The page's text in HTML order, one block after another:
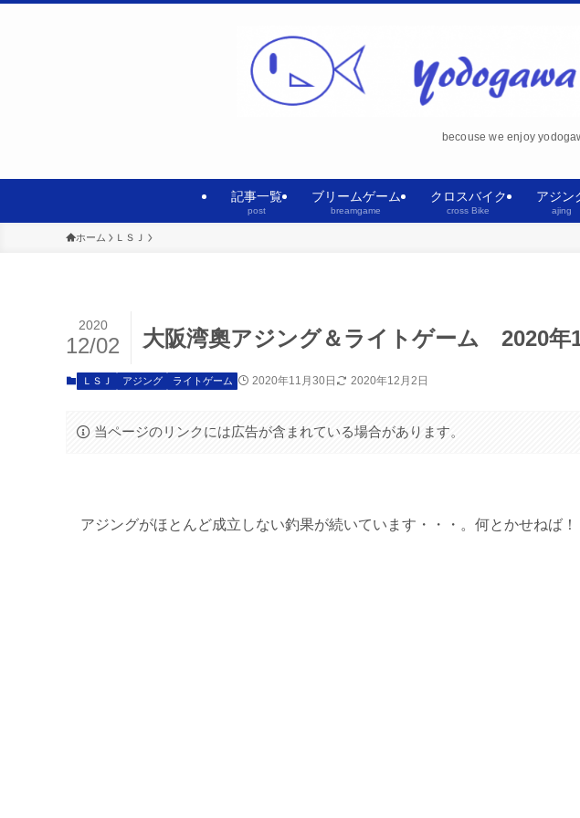
becouse we enjoy
記事一覧
post
ブリームゲーム
breamgame
クロスバイク
cross Bike
アジン
ajing
ホーム ＬＳＪ
大阪湾奧アジング＆ライトゲーム 2020年
2020
12/02
ＬＳＪ アジング ライトゲーム 2020年11月30日 2020年12月2日
当ページのリンクには広告が含まれている場合があります。
アジングがほとんど成立しない釣果が続いています・・・。何とかせねば！